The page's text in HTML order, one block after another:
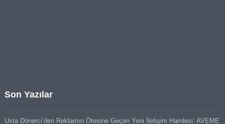
Son Yazılar
Usta Dönerci’den Reklamın Ötesine Geçen Yeni İletişim Hamlesi: AVEME